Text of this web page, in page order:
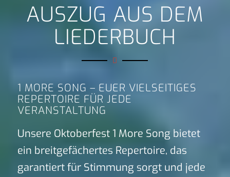
AUSZUG AUS DEM
LIEDERBUCH
1 MORE SONG – EUER VIELSEITIGES
REPERTOIRE FÜR JEDE
VERANSTALTUNG
Unsere Oktoberfest 1 More Song bietet
ein breitgefächertes Repertoire, das
garantiert für Stimmung sorgt und jede